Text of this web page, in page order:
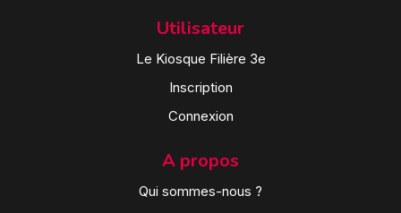
Utilisateur
Le Kiosque Filière 3e
Inscription
Connexion
A propos
Qui sommes-nous ?